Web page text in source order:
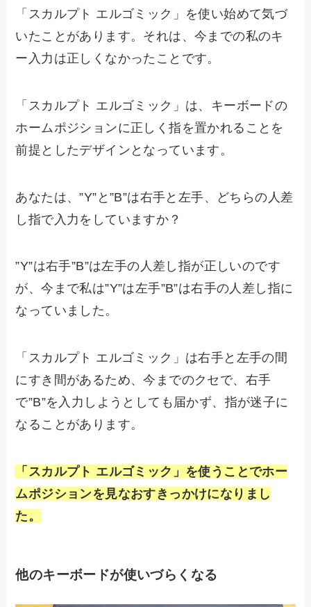
「スカルプト エルゴミック」を使い始めて気づ
いたことがあります。それは、今までの私のキ
ー入力は正しくなかったことです。
「スカルプト エルゴミック」は、キーボードの
ホームポジションに正しく指を置かれることを
前提としたデザインとなっています。
あなたは、”Y”と”B”は右手と左手、どちらの人差
し指で入力をしていますか？
”Y”は右手”B”は左手の人差し指が正しいのです
が、今まで私は”Y”は左手”B”は右手の人差し指に
なっていました。
「スカルプト エルゴミック」は右手と左手の間
にすき間があるため、今までのクセで、右手
で”B”を入力しようとしても届かず、指が迷子に
なることがあります。
「スカルプト エルゴミック」を使うことでホー
ムポジションを見なおすきっかけになりまし
た。
他のキーボードが使いづらくなる